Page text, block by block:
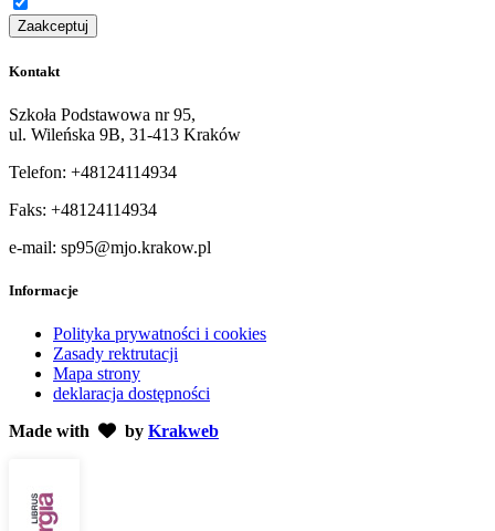
Zaakceptuj
Kontakt
Szkoła Podstawowa nr 95,
ul. Wileńska 9B, 31-413 Kraków
Telefon: +48124114934
Faks: +48124114934
e-mail: sp95@mjo.krakow.pl
Informacje
Polityka prywatności i cookies
Zasady rektrutacji
Mapa strony
deklaracja dostępności
Made with
by Krakweb